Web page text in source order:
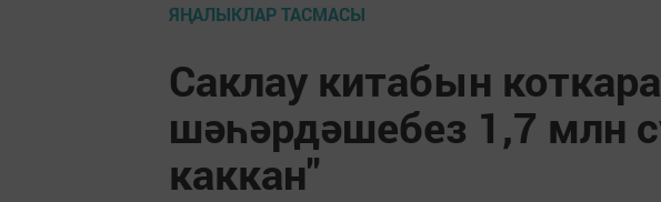
ЯҢАЛЫКЛАР ТАСМАСЫ
Саклау китабын
шәһәрдәшебез 1,7 млн
каккан"